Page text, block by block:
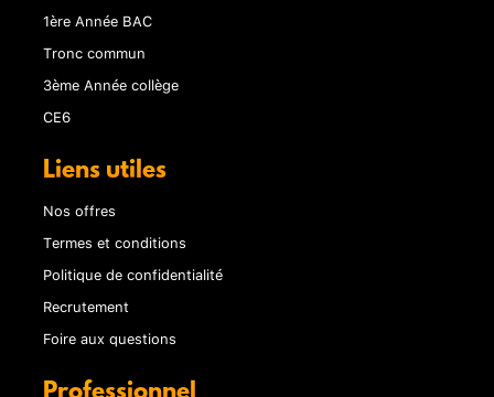
1ère Année BAC
Tronc commun
3ème Année collège
CE6
Liens utiles
Nos offres
Termes et conditions
Politique de confidentialité
Recrutement
Foire aux questions